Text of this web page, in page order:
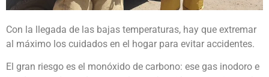
Con la llegada de las bajas temperaturas, hay que extremar
al máximo los cuidados en el hogar para evitar accidentes.
El gran riesgo es el monóxido de carbono: ese gas inodoro e